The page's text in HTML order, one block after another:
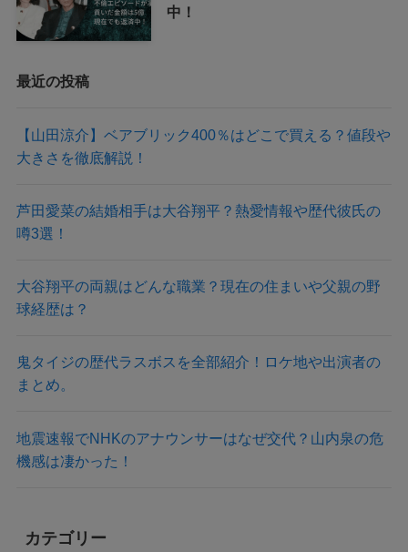
中！
最近の投稿
【山田涼介】ベアブリック400％はどこで買える？値段や
大きさを徹底解説！
芦田愛菜の結婚相手は大谷翔平？熱愛情報や歴代彼氏の
噂3選！
大谷翔平の両親はどんな職業？現在の住まいや父親の野
球経歴は？
鬼タイジの歴代ラスボスを全部紹介！ロケ地や出演者の
まとめ。
地震速報でNHKのアナウンサーはなぜ交代？山内泉の危
機感は凄かった！
カテゴリー